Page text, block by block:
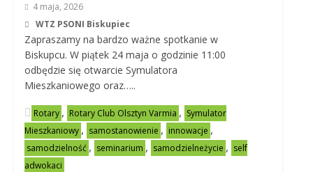
4 maja, 2026
WTZ PSONI Biskupiec
Zapraszamy na bardzo ważne spotkanie w
Biskupcu. W piątek 24 maja o godzinie 11:00
odbędzie się otwarcie Symulatora
Mieszkaniowego oraz…..
Rotary , Rotary Club Olsztyn Varmia , Symulator
Mieszkaniowy , samostanowienie , innowacje ,
samodzielność , seminarium , samodzielneżycie , self
adwokaci